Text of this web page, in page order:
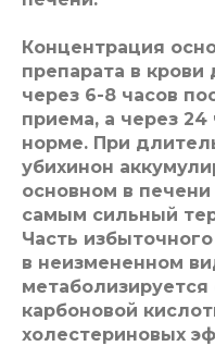
Концентрация
препарата в крови
через 6-8 часов
приема, а через 24
норме. При
убихинон
основном в
самым сильный
Часть
в неизмененном
метаболизируется
карбоновой
холестериновых